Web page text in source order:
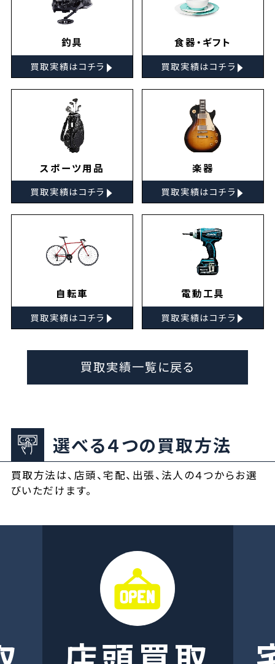
釣具
買取実績はコチラ ▸
食器・ギフト
買取実績はコチラ ▸
スポーツ用品
買取実績はコチラ ▸
楽器
買取実績はコチラ ▸
自転車
買取実績はコチラ ▸
電動工具
買取実績はコチラ ▸
買取実績一覧に戻る
選べる４つの買取方法
買取方法は、店頭、宅配、出張、法人の４つからお選
びいただけます。